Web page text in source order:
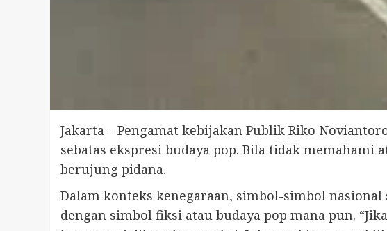
Jakarta – Pengamat kebijakan Publik Riko
sebatas ekspresi budaya pop. Bila tidak
berujung pidana.
Dalam konteks kenegaraan, simbol-simbol
dengan simbol fiksi atau budaya pop mana pun.